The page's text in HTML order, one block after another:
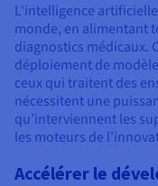
L'intelligence
monde, en alimentant
diagnostics médicaux.
déploiement de
ceux qui traitent des
nécessitent une
qu’interviennent les
les moteurs de
Accélérer le